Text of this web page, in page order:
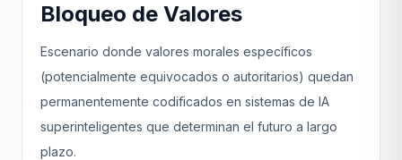
Bloqueo de Valores
Escenario donde valores morales específicos
(potencialmente equivocados o autoritarios) quedan
permanentemente codificados en sistemas de IA
superinteligentes que determinan el futuro a largo
plazo.